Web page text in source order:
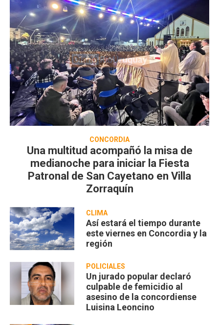
CONCORDIA
Una multitud acompañó la misa de
medianoche para iniciar la Fiesta
Patronal de San Cayetano en Villa
Zorraquín
CLIMA
Así estará el tiempo durante
este viernes en Concordia y la
región
POLICIALES
Un jurado popular declaró
culpable de femicidio al
asesino de la concordiense
Luisina Leoncino